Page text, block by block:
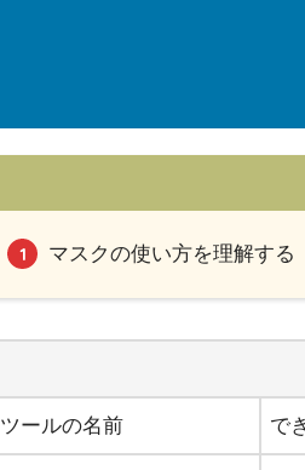
マスクの使い方を理解する
ツールの名前 で